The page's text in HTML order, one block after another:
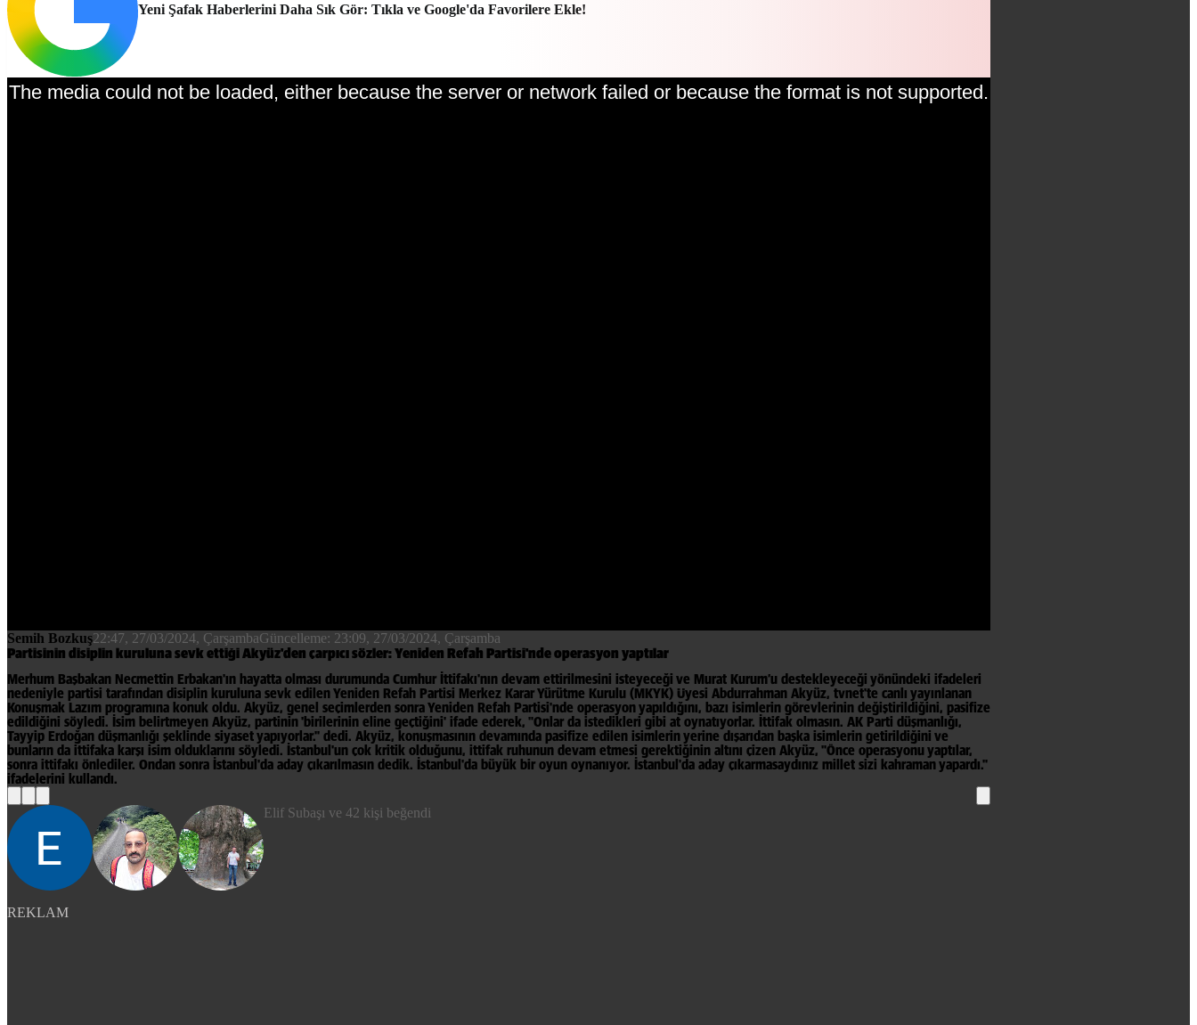
Yeni Şafak Haberlerini Daha Sık Gör: Tıkla ve Google'da Favorilere Ekle!
This is a modal window.
The media could not be loaded, either because the server or network failed or because the format is not supported.
Semih Bozkuş22:47, 27/03/2024, ÇarşambaGüncelleme: 23:09, 27/03/2024, Çarşamba
Partisinin disiplin kuruluna sevk ettiği Akyüz'den çarpıcı sözler: Yeniden Refah Partisi'nde operasyon yaptılar
Merhum Başbakan Necmettin Erbakan'ın hayatta olması durumunda Cumhur İttifakı'nın devam ettirilmesini isteyeceği ve Murat Kurum’u destekleyeceği yönündeki ifadeleri
nedeniyle partisi tarafından disiplin kuruluna sevk edilen Yeniden Refah Partisi Merkez Karar Yürütme Kurulu (MKYK) Üyesi Abdurrahman Akyüz, tvnet'te canlı yayınlanan
Konuşmak Lazım programına konuk oldu. Akyüz, genel seçimlerden sonra Yeniden Refah Partisi'nde operasyon yapıldığını, bazı isimlerin görevlerinin değiştirildiğini, pasifize
edildiğini söyledi. İsim belirtmeyen Akyüz, partinin 'birilerinin eline geçtiğini' ifade ederek, "Onlar da istedikleri gibi at oynatıyorlar. İttifak olmasın. AK Parti düşmanlığı,
Tayyip Erdoğan düşmanlığı şeklinde siyaset yapıyorlar." dedi. Akyüz, konuşmasının devamında pasifize edilen isimlerin yerine dışarıdan başka isimlerin getirildiğini ve
bunların da ittifaka karşı isim olduklarını söyledi. İstanbul'un çok kritik olduğunu, ittifak ruhunun devam etmesi gerektiğinin altını çizen Akyüz, "Önce operasyonu yaptılar,
sonra ittifakı önlediler. Ondan sonra İstanbul'da aday çıkarılmasın dedik. İstanbul'da büyük bir oyun oynanıyor. İstanbul'da aday çıkarmasaydınız millet sizi kahraman yapardı."
ifadelerini kullandı.
Elif Subaşı ve 42 kişi beğendi
REKLAM